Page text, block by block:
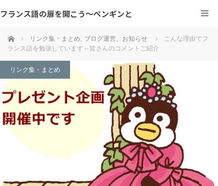
フランス語の扉を開こう～ペンギンと
ホーム リンク集・まとめ, ブログ運営、お知らせ
こんな理由でフ
ランス語を勉強しています～皆さんのコメントご紹介
リンク集・まとめ